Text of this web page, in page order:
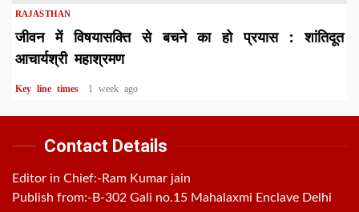
RAJASTHAN
जीवन में विषयासक्ति से बचने का हो प्रयास : शांतिदूत
आचार्यश्री महाश्रमण
Key line times 1 week ago
Contact Details
Editor in Chief:-Ram Kumar jain
Publish from:- B-302 Gali no.15 Mahalaxmi Enclave Delhi